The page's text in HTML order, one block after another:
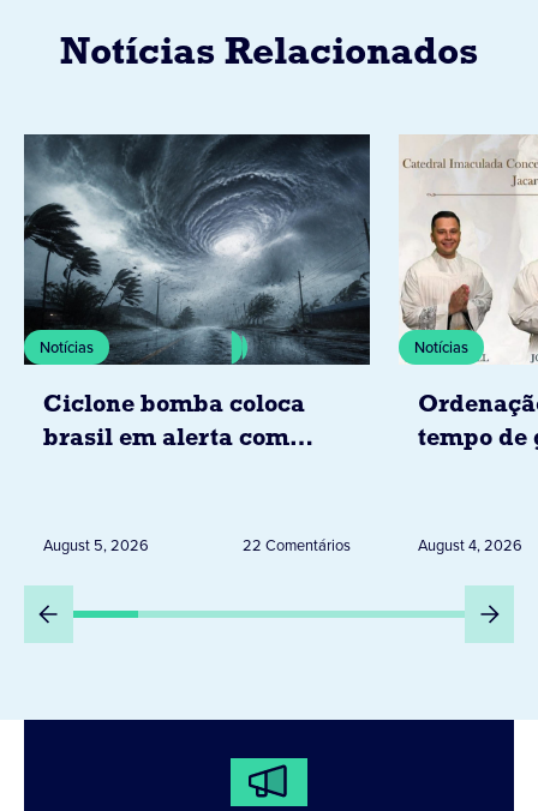
Notícias Relacionados
Notícias
Ciclone bomba coloca
brasil em alerta com
dias 6 e 8 de agosto
August 5, 2026 22 Comentários
Notícias
tempo de
August 4, 2026